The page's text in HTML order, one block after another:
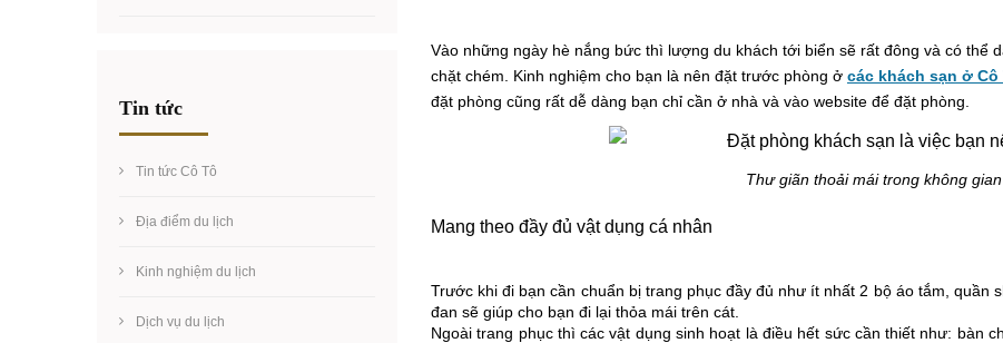
Vào những ngày hè nắng bức thì lượng du khách tới biển sẽ rất đông và có thể
chặt chém. Kinh nghiệm cho bạn là nên đặt trước phòng ở các khách sạn ở Cô
đặt phòng cũng rất dễ dàng bạn chỉ cần ở nhà và vào website để đặt phòng.
Thư giãn thoải mái trong không
Mang theo đầy đủ vật dụng cá nhân
Trước khi đi bạn cần chuẩn bị trang phục đầy đủ như ít nhất 2 bộ áo tắm, quần
đan sẽ giúp cho bạn đi lại thỏa mái trên cát.
Ngoài trang phục thì các vật dụng sinh hoạt là điều hết sức cần thiết như: bàn
Tin tức
Tin tức Cô Tô
Địa điểm du lịch
Kinh nghiệm du lịch
Dịch vụ du lịch